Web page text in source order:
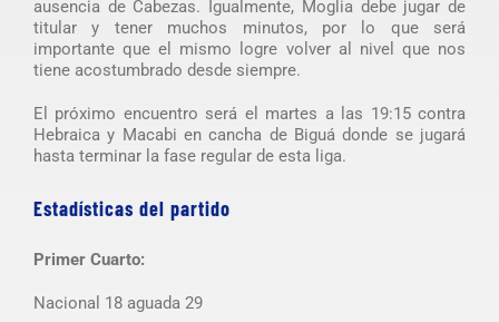
ausencia de Cabezas. Igualmente, Moglia debe jugar de
titular y tener muchos minutos, por lo que será
importante que el mismo logre volver al nivel que nos
tiene acostumbrado desde siempre.
El próximo encuentro será el martes a las 19:15 contra
Hebraica y Macabi en cancha de Biguá donde se jugará
hasta terminar la fase regular de esta liga.
Estadísticas del partido
Primer Cuarto:
Nacional 18 aguada 29